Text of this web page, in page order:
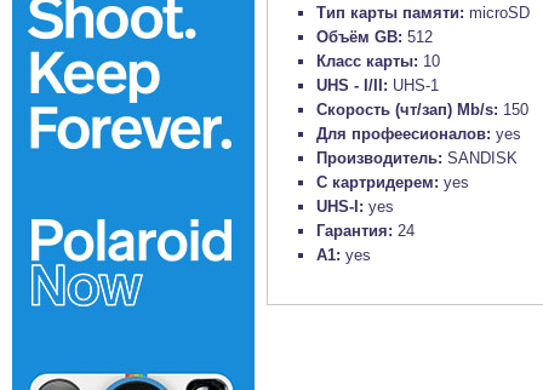
Тип карты памяти: microSD
Объём GB: 512
Класс карты: 10
UHS - I/II: UHS-1
Скорость (чт/зап) Mb/s: 150
Для профеесионалов: yes
Производитель: SANDISK
С картридерем: yes
UHS-I: yes
Гарантия: 24
A1: yes